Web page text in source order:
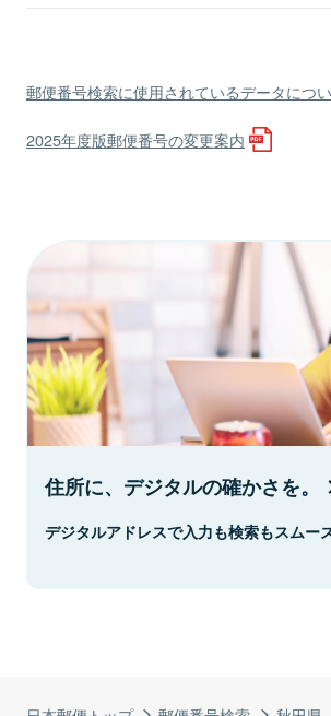
郵便番号検索に使用されているデータにつ
2025年度版郵便番号の変更案内
住所に、デジタルの確かさを。
デジタルアドレスで入力も検索もスムーズ